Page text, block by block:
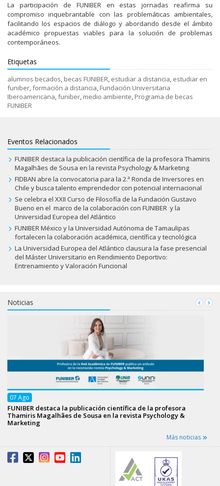
La participación de FUNIBER en estas jornadas reafirma su
compromiso inquebrantable con las problemáticas ambientales,
facilitando los espacios de diálogo y abordando desde el ámbito
académico propuestas viables para la solución de problemas
contemporáneos.
Etiquetas
alumnos becados, becas FUNIBER, estudiar a distancia, estudiar en
funiber,formación a distancia, Fundación Universitaria
Iberoamericana,funiber, medio ambiente, Programa de becas
FUNIBER
Eventos Relacionados
FUNIBER destaca la publicación científica de la profesora Thamiris
Magalhães de Sousa en la revista Psychology & Marketing
FIDBAN abre la convocatoria para la 2.ª Ronda de Inversores en
Chile y busca talento emprendedor con potencial internacional
Se celebra el XXII Curso de Filosofía de la Fundación Gustavo
Bueno en el marco de la colaboración con FUNIBER y la
Universidad Europea del Atlántico
FUNIBER México y la Universidad Autónoma de Tamaulipas
fortalecen la colaboración académica, científica y tecnológica
La Universidad Europea del Atlántico clausura la fase presencial
del Máster Universitario en Rendimiento Deportivo:
Entrenamiento y Valoración Funcional
Noticias
07 Ago
FUNIBER destaca la publicación científica de la profesora
Thamiris Magalhães de Sousa en la revista Psychology &
Marketing
Más noticias